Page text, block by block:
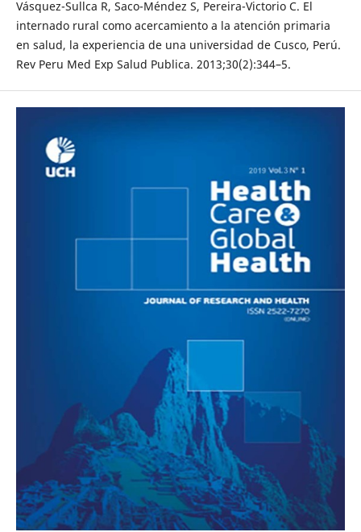
Vásquez-Sullca R, Saco-Méndez S, Pereira-Victorio C. El
internado rural como acercamiento a la atención primaria
en salud, la experiencia de una universidad de Cusco, Perú.
Rev Peru Med Exp Salud Publica. 2013;30(2):344–5.